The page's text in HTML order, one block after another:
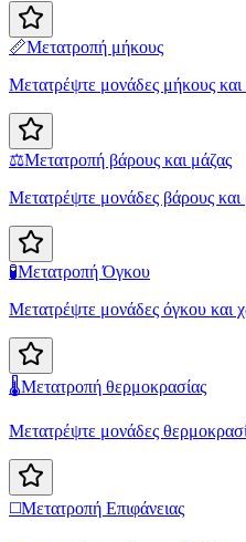
📏Μετατροπή μήκους
Μετατρέψτε μονάδες μήκους
⚖️Μετατροπή βάρους και μάζας
Μετατρέψτε μονάδες βάρους και
🧪Μετατροπή Όγκου
Μετατρέψτε μονάδες όγκου και
🌡️Μετατροπή θερμοκρασίας
Μετατρέψτε μονάδες
◻️Μετατροπή Επιφάνειας